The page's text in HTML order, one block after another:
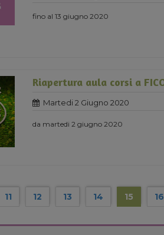
fino al 13 giugno 2020
Riapertura aula corsi a
Martedi 2 Giugno 2020
da martedi 2 giugno 2020
11 12 13 14 15 16